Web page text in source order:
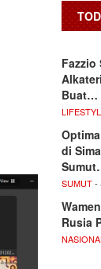
Fazzio
Buat…
di
SUMUT-
Rusia
NASIONAL